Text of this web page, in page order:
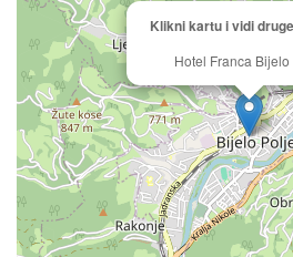
Klikni kartu i vidi
Hotel Franca Bijelo